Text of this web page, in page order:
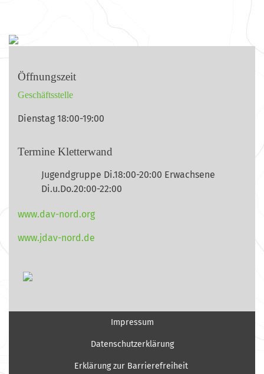
Öffnungszeit
Geschäftsstelle
Dienstag 18:00-19:00
Termine Kletterwand
Jugendgruppe Di.18:00-20:00 Erwachsene
Di.u.Do.20:00-22:00
www.dav-nord.org
www.jdav-nord.de
Impressum
Datenschutzerklärung
Erklärung zur Barrierefreiheit